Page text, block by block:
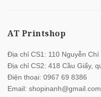
AT Printshop
Địa chỉ CS1: 110 Nguyễn
Địa chỉ CS2: 418 Cầu Giấy,
Điện thoại: 0967 69 8386
Email: shopinanh@gmail.com